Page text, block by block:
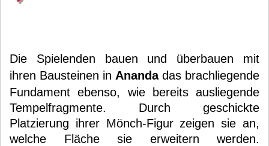
Die Spielenden bauen und überbauen mit
ihren Bausteinen in Ananda das brachliegende
Fundament ebenso, wie bereits ausliegende
Tempelfragmente. Durch geschickte
Platzierung ihrer Mönch-Figur zeigen sie an,
welche Fläche sie erweitern werden.